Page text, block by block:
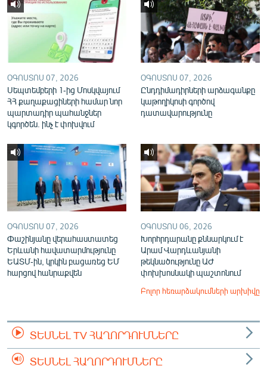
ՕԳՈՍՏՈՍ 07, 2026
Սեպտեմբերի 1-ից Մոսկվայում
ՀՀ քաղաքացիների համար նոր
պարտադիր պահանջներ
կգործեն. ինչ է փոխվում
ՕԳՈՍՏՈՍ 07, 2026
Ընդդիմադիրների արձագանքը
կաթողիկոսի գործով
դատավարությունը
ՕԳՈՍՏՈՍ 07, 2026
Փաշինյանը վերահաստատեց
Երևանի հավատարմությունը
ԵԱՏՄ-ին, կրկին բացառեց ԵՄ
հարցով հանրաքվեն
ՕԳՈՍՏՈՍ 06, 2026
Խորհրդարանը քննարկում է
Արամ Վարդևանյանի
թեկնածությունը ԱԺ
փոխխոսնակի պաշտոնում
Բոլոր հեռարձակումների արխիվը
ՏԵՍՆԵԼ TV ՀԱՂՈՐԴՈՒՄՆԵՐԸ
ՏԵՍՆԵԼ ՀԱՂՈՐԴՈՒՄՆԵՐԸ